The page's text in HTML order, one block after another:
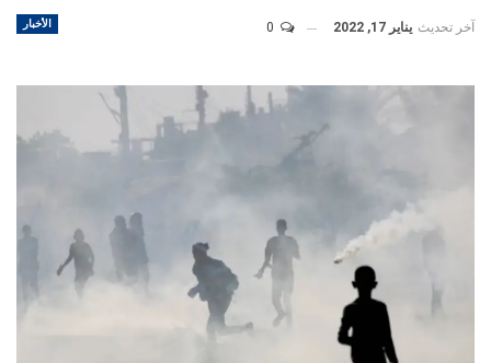
الأخبار آخر تحديث يناير 17, 2022